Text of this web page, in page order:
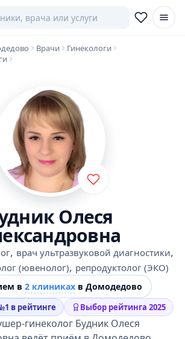
Врачи
Гинекологи
Олеся
, врач ультразвуковой диагностики,
(ювенолог), репродуктолог (ЭКО)
в 2 клиниках в Домодедово
в рейтинге Выбор рейтинга 2025
гинеколог Будник Олеся